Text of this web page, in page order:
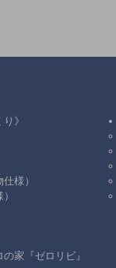
》
様）
家『ゼロリビ』